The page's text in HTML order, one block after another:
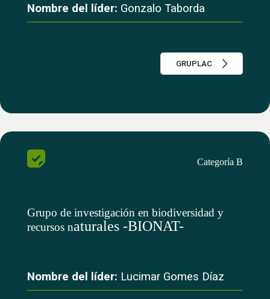
Nombre del líder: Gonzalo Taborda
GRUPLAC
Categoría B
Grupo de investigación en biodiversidad y
recursos naturales -BIONAT-
Nombre del líder: Lucimar Gomes Díaz